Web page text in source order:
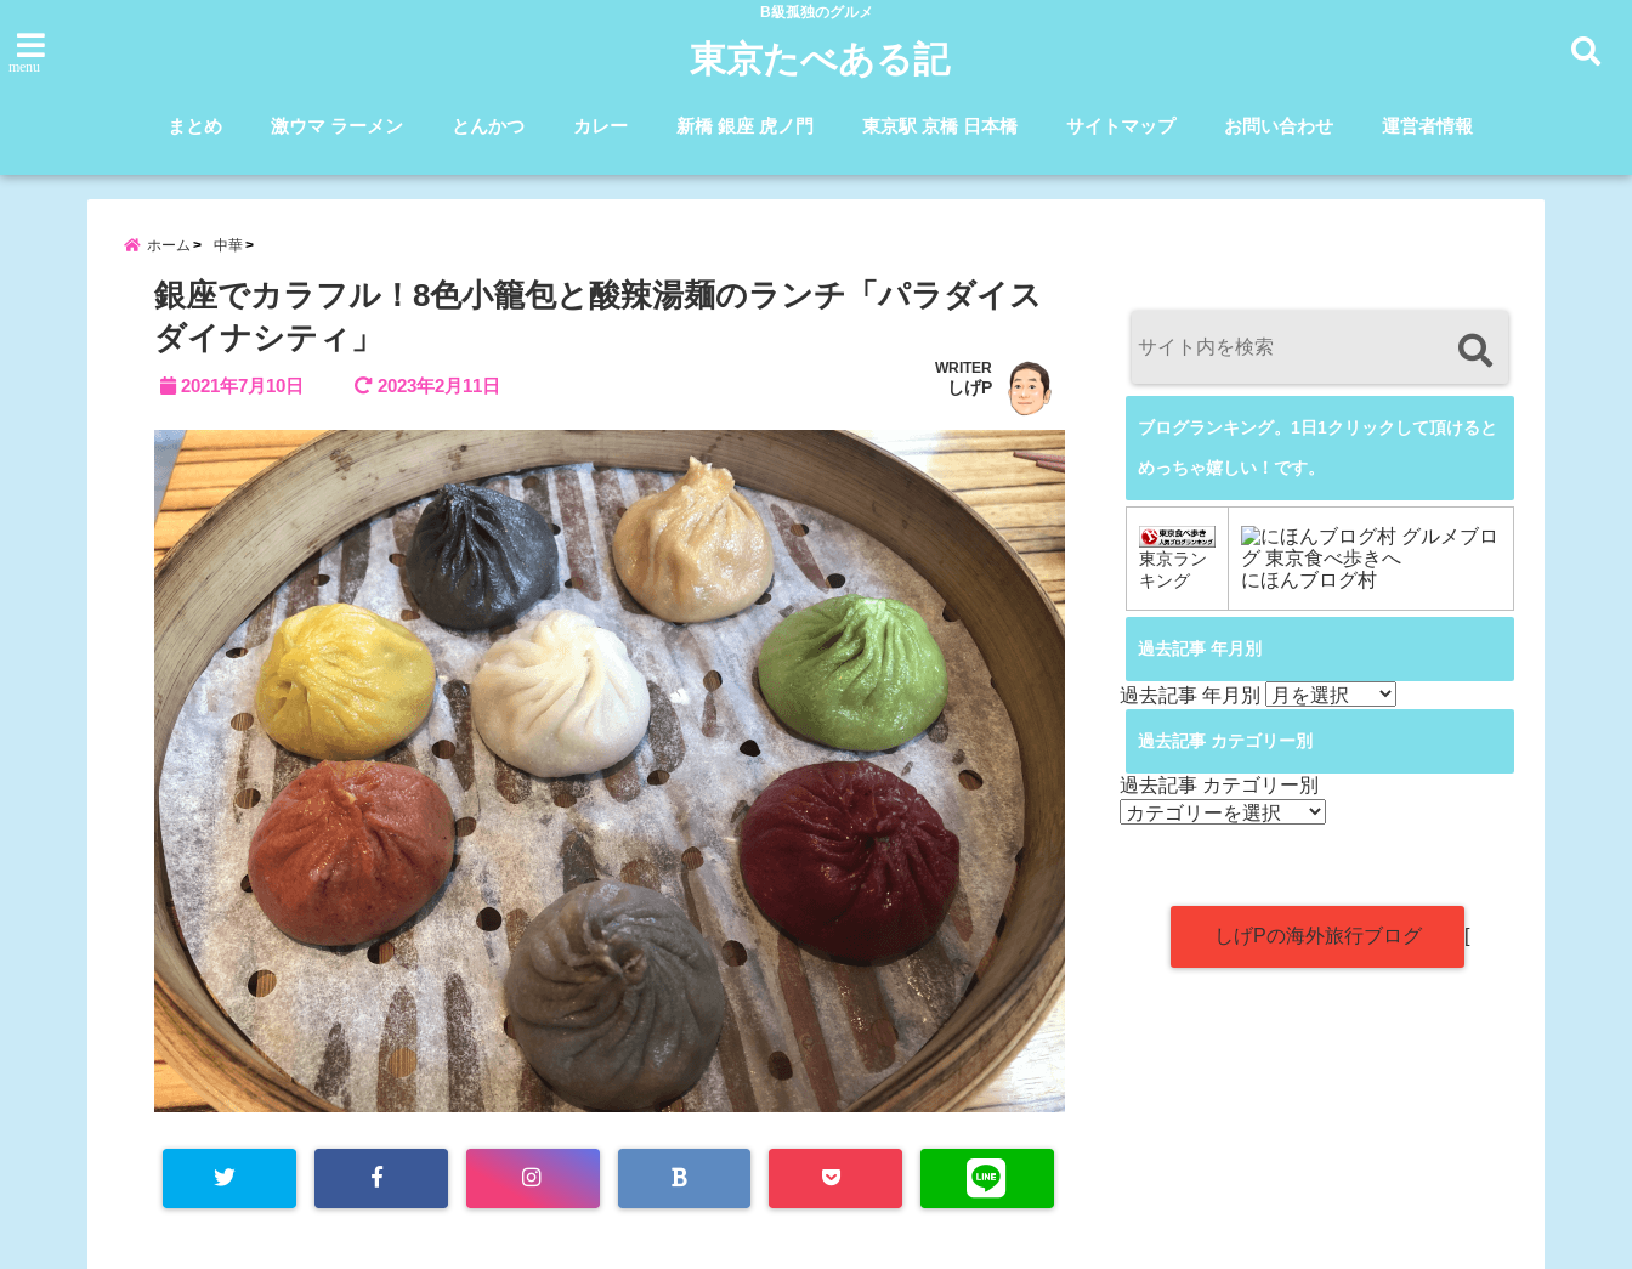
B級孤独のグルメ
menu 東京たべある記
まとめ 激ウマ ラーメン とんかつ カレー 新橋 銀座 虎ノ門 東京駅 京橋 日本橋 サイトマップ お問い合わせ 運営者情報
ホーム 中華
銀座でカラフル！8色小籠包と酸辣湯麺のランチ「パラダイス
ダイナシティ」
2021年7月10日 2023年2月11日
WRITER
しげP
ブログランキング。1日1クリックして頂けると
めっちゃ嬉しい！です。
東京ラン
キング
にほんブログ村
過去記事 年月別
過去記事 年月別
過去記事 カテゴリー別
過去記事 カテゴリー別
しげPの海外旅行ブログ [